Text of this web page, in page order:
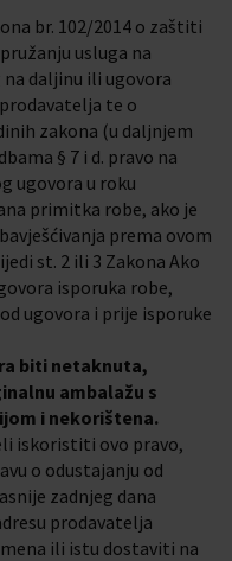
br. 102/2014 o zaštiti
usluga na
daljinu ili ugovora
te o
zakona (u daljnjem
§ 7 i d. pravo na
ugovora u roku
primitka robe, ako je
prema ovom
st. 2 ili 3 Zakona Ako
isporuka robe,
ugovora i prije isporuke
biti netaknuta,
ambalažu s
i nekorištena.
iskoristiti ovo pravo,
o odustajanju od
zadnjeg dana
prodavatelja
ili istu dostaviti na